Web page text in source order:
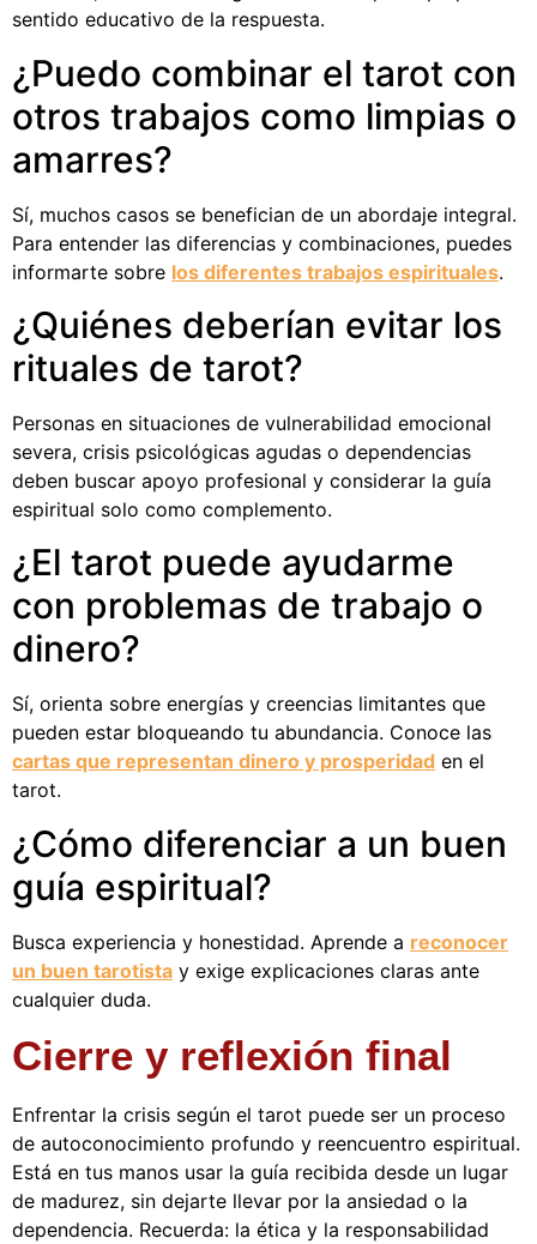
sentido educativo de la respuesta.
¿Puedo combinar el tarot con
otros trabajos como limpias o
amarres?
Sí, muchos casos se benefician de un abordaje integral.
Para entender las diferencias y combinaciones, puedes
informarte sobre los diferentes trabajos espirituales.
¿Quiénes deberían evitar los
rituales de tarot?
Personas en situaciones de vulnerabilidad emocional
severa, crisis psicológicas agudas o dependencias
deben buscar apoyo profesional y considerar la guía
espiritual solo como complemento.
¿El tarot puede ayudarme
con problemas de trabajo o
dinero?
Sí, orienta sobre energías y creencias limitantes que
pueden estar bloqueando tu abundancia. Conoce las
cartas que representan dinero y prosperidad en el
tarot.
¿Cómo diferenciar a un buen
guía espiritual?
Busca experiencia y honestidad. Aprende a reconocer
un buen tarotista y exige explicaciones claras ante
cualquier duda.
Cierre y reflexión final
Enfrentar la crisis según el tarot puede ser un proceso
de autoconocimiento profundo y reencuentro espiritual.
Está en tus manos usar la guía recibida desde un lugar
de madurez, sin dejarte llevar por la ansiedad o la
dependencia. Recuerda: la ética y la responsabilidad